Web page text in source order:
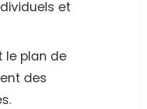
et
le plan de
des